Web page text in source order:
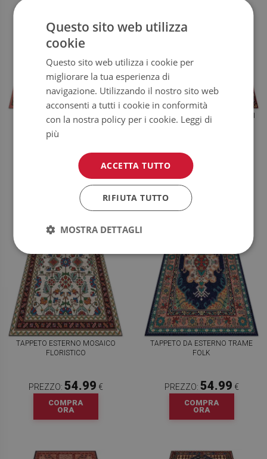
TAPPETO BALCONE MOSAICO
CLASSICO
54.99
COMPRA
TAPPETO DA GIARDINO DISEGNI
MULTICOLORE
PREZZO:
COMPRA
TAPPETO ESTERNO MOSAICO
FLORISTICO
PREZZO: 54.99 €
COMPRA
ORA
TAPPETO DA ESTERNO TRAME
FOLK
PREZZO: 54.99 €
COMPRA
ORA
Questo sito web utilizza
cookie
Questo sito web utilizza i cookie per
migliorare la tua esperienza di
navigazione. Utilizzando il nostro sito web
acconsenti a tutti i cookie in conformità
con la nostra policy per i cookie. Leggi di
più
ACCETTA TUTTO
RIFIUTA TUTTO
MOSTRA DETTAGLI